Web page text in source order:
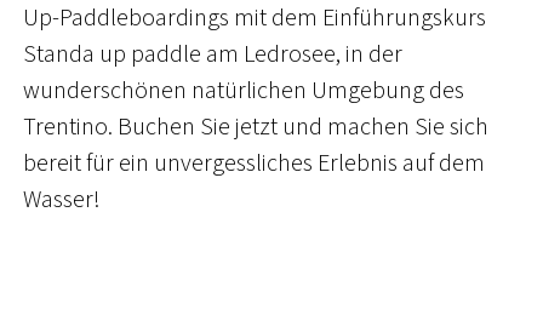
Up-Paddleboardings mit dem Einführungskurs
Standa up paddle am Ledrosee, in der
wunderschönen natürlichen Umgebung des
Trentino. Buchen Sie jetzt und machen Sie sich
bereit für ein unvergessliches Erlebnis auf dem
Wasser!